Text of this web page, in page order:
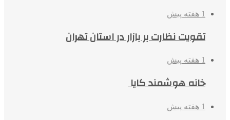
1 هفته پیش
تقویت نظارت بر بازار در استان تهران
1 هفته پیش
خانه هوشمند کایا
1 هفته پیش